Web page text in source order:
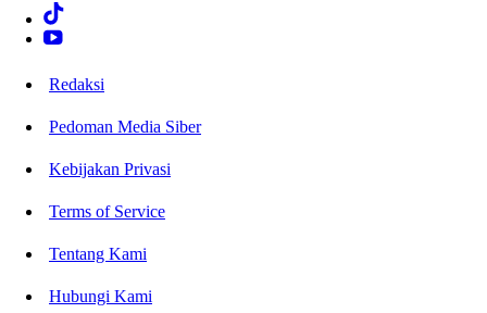
Redaksi
Pedoman Media Siber
Kebijakan Privasi
Terms of Service
Tentang Kami
Hubungi Kami